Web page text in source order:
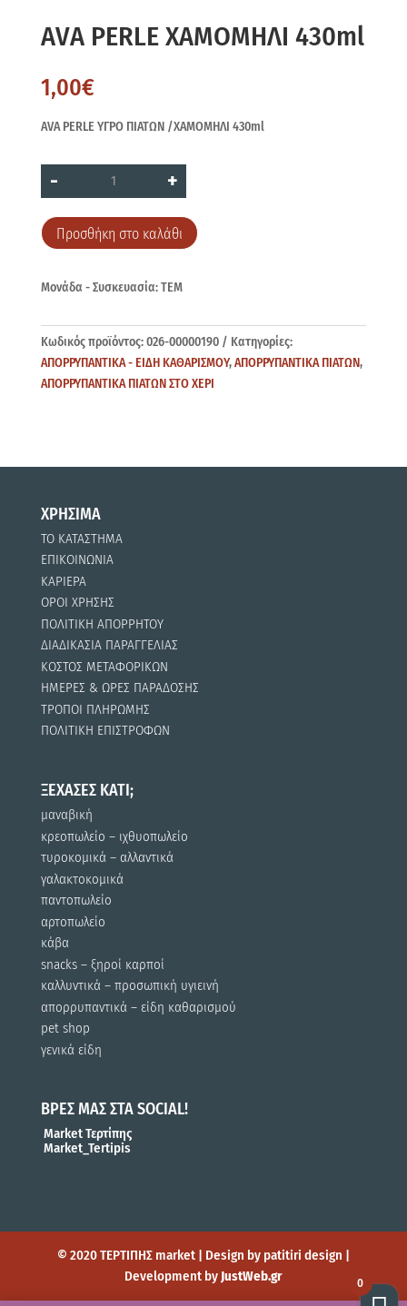
AVA PERLE ΧΑΜΟΜΗΛΙ 430ml
1,00€
AVA PERLE ΥΓΡΟ ΠΙΑΤΩΝ /ΧΑΜΟΜΗΛΙ 430ml
-
AVA
ΧΑΜΟΜΗΛΙ
ποσότητα
+
Προσθήκη στο καλάθι
Μονάδα - Συσκευασία: ΤΕΜ
Κωδικός προϊόντος:026-00000190
Κατηγορίες:
ΑΠΟΡΡΥΠΑΝΤΙΚΑ - ΕΙΔΗ ΚΑΘΑΡΙΣΜΟΥ,ΑΠΟΡΡΥΠΑΝΤΙΚΑ ΠΙΑΤΩΝ,
ΑΠΟΡΡΥΠΑΝΤΙΚΑ ΠΙΑΤΩΝ ΣΤΟ ΧΕΡΙ
ΧΡΗΣΙΜΑ
ΤΟ ΚΑΤΑΣΤΗΜΑ
ΕΠΙΚΟΙΝΩΝΙΑ
ΚΑΡΙΕΡΑ
ΟΡΟΙ ΧΡΗΣΗΣ
ΠΟΛΙΤΙΚΗ ΑΠΟΡΡΗΤΟΥ
ΔΙΑΔΙΚΑΣΙΑ ΠΑΡΑΓΓΕΛΙΑΣ
ΚΟΣΤΟΣ ΜΕΤΑΦΟΡΙΚΩΝ
ΗΜΕΡΕΣ & ΩΡΕΣ ΠΑΡΑΔΟΣΗΣ
ΤΡΟΠΟΙ ΠΛΗΡΩΜΗΣ
ΠΟΛΙΤΙΚΗ ΕΠΙΣΤΡΟΦΩΝ
ΞΕΧΑΣΕΣ ΚΑΤΙ;
μαναβική
κρεοπωλείο – ιχθυοπωλείο
τυροκομικά – αλλαντικά
γαλακτοκομικά
παντοπωλείο
αρτοπωλείο
κάβα
snacks – ξηροί καρποί
καλλυντικά – προσωπική υγιεινή
απορρυπαντικά – είδη καθαρισμού
pet shop
γενικά είδη
ΒΡΕΣ ΜΑΣ ΣΤΑ SOCIAL!
Market Τερτίπης
Market_Tertipis
© 2020 ΤΕΡΤΙΠΗΣ market | Design by patitiri design |
Development by JustWeb.gr 0